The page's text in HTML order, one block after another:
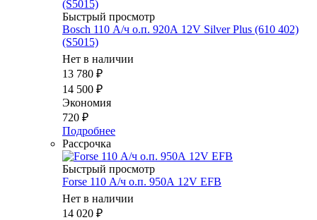
Быстрый просмотр
Bosch 110 А/ч о.п. 920А 12V Silver Plus (610 402)
(S5015)
Нет в наличии
13 780 ₽
14 500 ₽
Экономия
720 ₽
Подробнее
Рассрочка
Быстрый просмотр
Forse 110 А/ч о.п. 950А 12V EFB
Нет в наличии
14 020 ₽